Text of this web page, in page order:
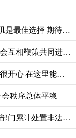
168股票配资平台 八村塁：留在洛杉矶是最佳选择 期待和快船共塑文化
股票杠杆配资 哈珀谈队内竞争：大家会互相鞭策共同进步 这是绿军最可贵的地方
南京股票配资 八村塁：加盟快船让我很开心 在这里能冲击季后赛 争夺总冠军
秩序总体平稳
股票加杠杆具体步骤 上半年各级民政部门累计处置非法社会组织702个